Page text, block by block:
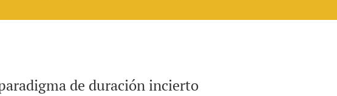
de duración incierto